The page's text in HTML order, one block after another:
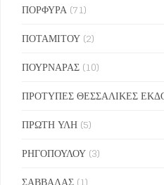
ΠΟΡΦΥΡΑ (71)
ΠΟΤΑΜΙΤΟΥ (2)
ΠΟΥΡΝΑΡΑΣ (10)
ΠΡΟΤΥΠΕΣ ΘΕΣΣΑΛΙΚΕΣ
ΠΡΩΤΗ ΥΛΗ (5)
ΡΗΓΟΠΟΥΛΟΥ (3)